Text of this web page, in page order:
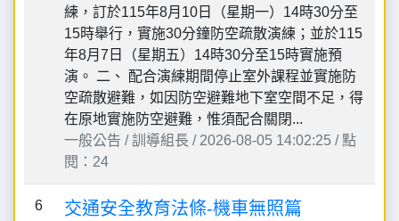
練，訂於115年8月10日（星期一）14時30分至
15時舉行，實施30分鐘防空疏散演練；並於115
年8月7日（星期五）14時30分至15時實施預
演。 二、 配合演練期間停止室外課程並實施防
空疏散避難，如因防空避難地下室空間不足，得
在原地實施防空避難，惟須配合關閉...
一般公告 / 訓導組長 / 2026-08-05 14:02:25 / 點
閱：24
6 交通安全教育法條-機車無照篇